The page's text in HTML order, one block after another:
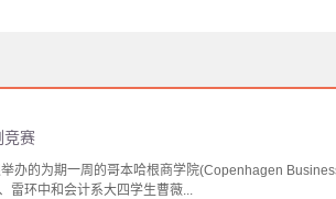
竞赛
办的为期一周的哥本哈根商学院(Copenhagen
雷环中和会计系大四学生曹薇...